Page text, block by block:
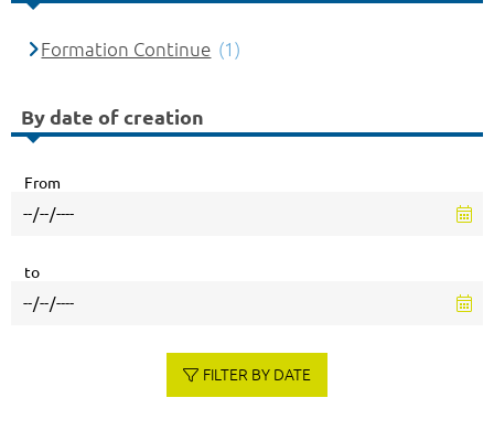
Formation Continue (1)
By date of creation
From
to
FILTER BY DATE